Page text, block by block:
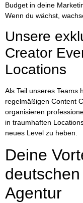
Budget in deine
Wenn du wächst,
Unsere
Creator
Locations
Als Teil unseres Teams
regelmäßigen Content
organisieren
in traumhaften
neues Level zu heben.
Deine
Agentur